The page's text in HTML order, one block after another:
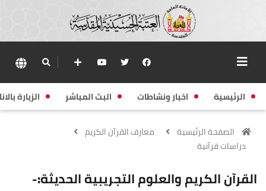
الرئيسية اخبار ونشاطات البث المباشر الزيارة
الصفحة الرئيسية
معارف القرآن الكريم
دراسات قرآنية
القرآن الكريم والعلوم التجريبية الحديثة:-